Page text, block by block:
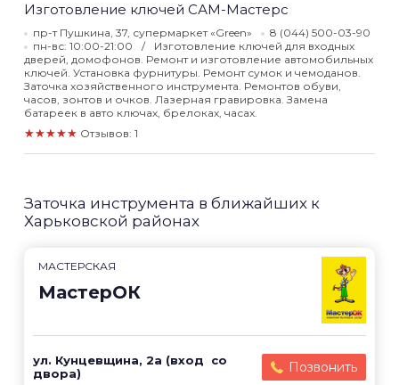
Изготовление ключей САМ-Мастерс
пр-т Пушкина, 37, супермаркет «Green»
8 (044) 500-03-90
пн-вс: 10:00-21:00
Изготовление ключей для входных
дверей, домофонов. Ремонт и изготовление автомобильных
ключей. Установка фурнитуры. Ремонт сумок и чемоданов.
Заточка хозяйственного инструмента. Ремонтов обуви,
часов, зонтов и очков. Лазерная гравировка. Замена
батареек в авто ключах, брелоках, часах.
★★★★★ Отзывов: 1
Заточка инструмента в ближайших к
Харьковской районах
МАСТЕРСКАЯ
МастерОК
ул. Кунцевщина, 2а (вход со
двора)
Позвонить